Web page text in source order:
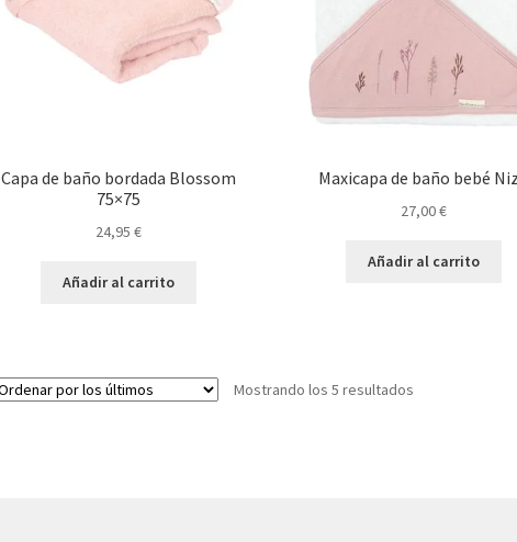
Capa de baño bordada Blossom
75×75
24,95€
Añadir al carrito
Maxicapa de baño bebé
27,00€
Añadir al carrito
Mostrando los 5 resultadosOrdenado